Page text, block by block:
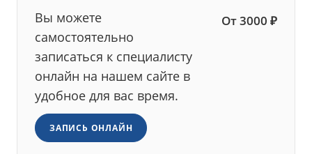
Вы можете
самостоятельно
записаться к специалисту
онлайн на нашем сайте в
удобное для вас время.
От 3000 ₽
ЗАПИСЬ ОНЛАЙН